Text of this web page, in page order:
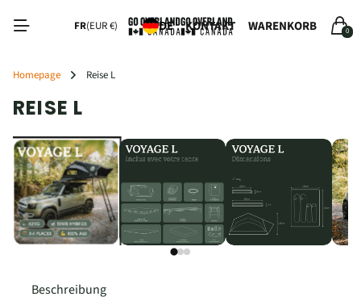
Lesen
FR(EUR €) DE KONTAKT WARENKORB 0
Homepage Reise L
REISE L
‹ ›
Beschreibung